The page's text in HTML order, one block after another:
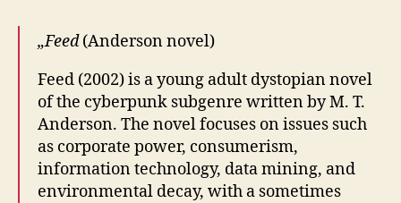
„Feed(Anderson novel)
Feed (2002) is a young adult dystopian novel
of the cyberpunk subgenre written by M. T.
Anderson. The novel focuses on issues such
as corporate power, consumerism,
information technology, data mining, and
environmental decay, with a sometimes